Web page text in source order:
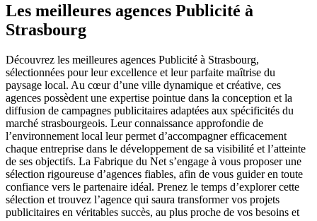
Les meilleures agences Publicité à
Strasbourg
Découvrez les meilleures agences Publicité à Strasbourg,
sélectionnées pour leur excellence et leur parfaite maîtrise du
paysage local. Au cœur d’une ville dynamique et créative, ces
agences possèdent une expertise pointue dans la conception et la
diffusion de campagnes publicitaires adaptées aux spécificités du
marché strasbourgeois. Leur connaissance approfondie de
l’environnement local leur permet d’accompagner efficacement
chaque entreprise dans le développement de sa visibilité et l’atteinte
de ses objectifs. La Fabrique du Net s’engage à vous proposer une
sélection rigoureuse d’agences fiables, afin de vous guider en toute
confiance vers le partenaire idéal. Prenez le temps d’explorer cette
sélection et trouvez l’agence qui saura transformer vos projets
publicitaires en véritables succès, au plus proche de vos besoins et